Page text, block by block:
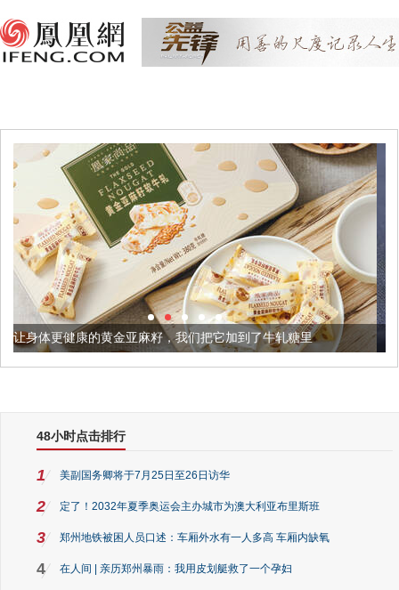
麻籽，我们把它加到了牛轧糖里 被列入佛家七宝的它到
48小时点击排行
1 美副国务卿将于7月25日至26日访华
2 定了！2032年夏季奥运会主办城市为澳大利亚布里斯班
3 郑州地铁被困人员口述：车厢外水有一人多高 车厢内缺氧
4 在人间 | 亲历郑州暴雨：我用皮划艇救了一个孕妇